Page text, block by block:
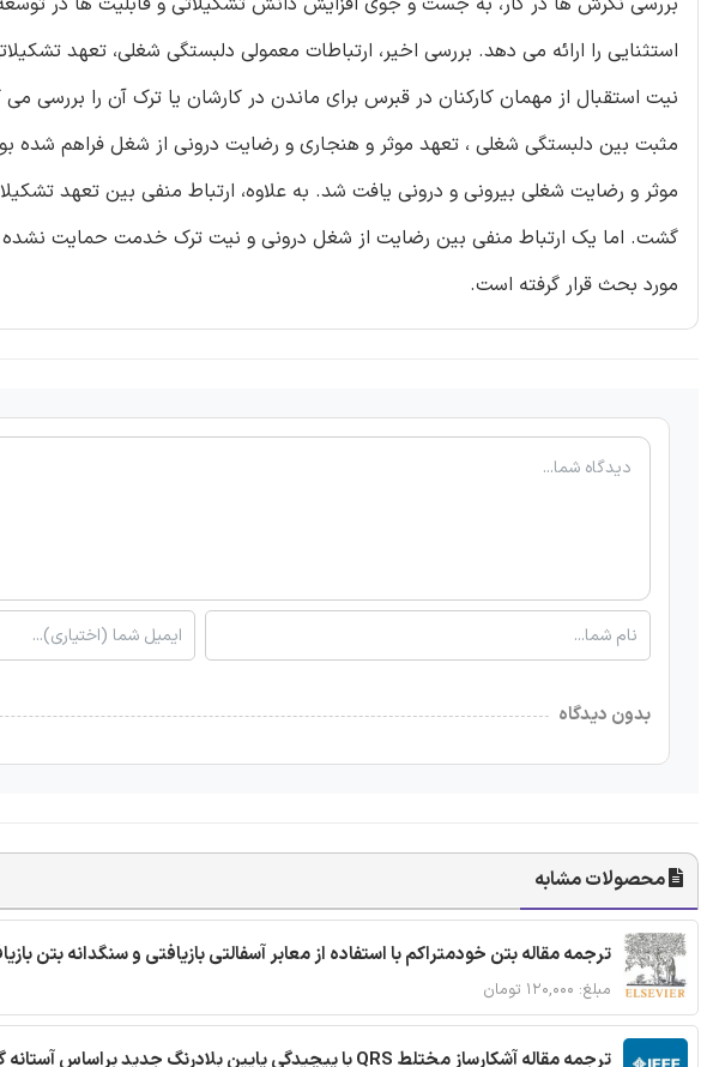
استثنایی را ارائه می دهد. بررسی اخیر، ارتباطات معمولی دلبستگی شغلی، تعهد
نیت استقبال از مهمان کارکنان در قبرس برای ماندن در کارشان یا ترک آن را بررسی می
مثبت بین دلبستگی شغلی ، تعهد موثر و هنجاری و رضایت درونی از شغل فراهم شده
موثر و رضایت شغلی بیرونی و درونی یافت شد. به علاوه، ارتباط منفی بین تعهد
گشت. اما یک ارتباط منفی بین رضایت از شغل درونی و نیت ترک خدمت حمایت نشده
مورد بحث قرار گرفته است.
بدون دیدگاه
محصولات مشابه
ترجمه مقاله بتن خودمتراکم با استفاده از معابر آسفالتی بازیافتی و سنگدانه بتن
مبلغ: ۱۲۰,۰۰۰ تومان
ترجمه مقاله آشکارساز مختلط QRS با پیچیدگی پایین بلادرنگ جدید براساس آستانه گذاری تطبیقی